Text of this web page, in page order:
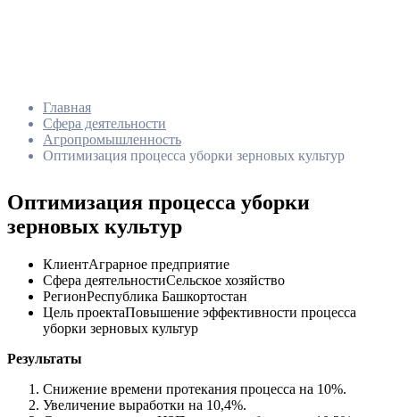
Главная
Сфера деятельности
Агропромышленность
Оптимизация процесса уборки зерновых культур
Оптимизация процесса уборки
зерновых культур
КлиентАграрное предприятие
Сфера деятельностиСельское хозяйство
РегионРеспублика Башкортостан
Цель проектаПовышение эффективности процесса
уборки зерновых культур
Результаты
Снижение времени протекания процесса на 10%.
Увеличение выработки на 10,4%.